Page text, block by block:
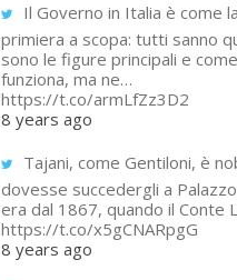
Il Governo in Italia è come la
primiera a scopa: tutti sanno
sono le figure principali e come
funziona, ma ne…
https://t.co/armLfZz3D2
8 years ago
Tajani, come Gentiloni, è
dovesse succedergli a
era dal 1867, quando il Conte
https://t.co/x5gCNARpgG
8 years ago